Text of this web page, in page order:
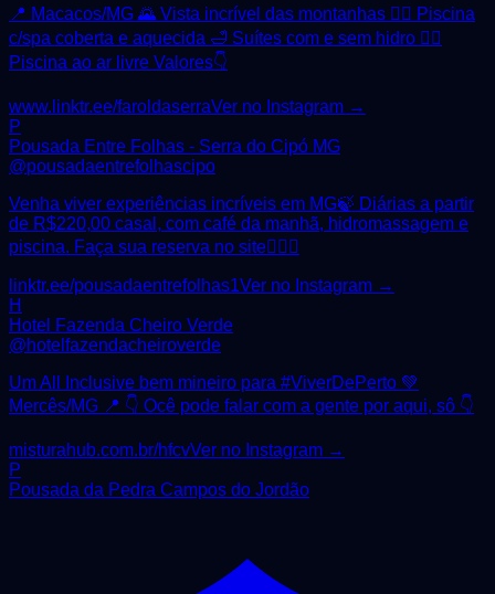
📍 Macacos/MG 🌄 Vista incrível das montanhas 🧖‍♀️ Piscina
c/spa coberta e aquecida 🛁 Suítes com e sem hidro 🏊‍♂️
Piscina ao ar livre Valores👇
www.linktr.ee/faroldaserraVer no Instagram →
P
Pousada Entre Folhas - Serra do Cipó MG
@pousadaentrefolhascipo
Venha viver experiências incríveis em MG🍃 Diárias a partir
de R$220,00 casal, com café da manhã, hidromassagem e
piscina. Faça sua reserva no site👇🏼🌿
linktr.ee/pousadaentrefolhas1Ver no Instagram →
H
Hotel Fazenda Cheiro Verde
@hotelfazendacheiroverde
Um All Inclusive bem mineiro para #ViverDePerto 💚
Mercês/MG 📍 👇 Ocê pode falar com a gente por aqui, sô 👇
misturahub.com.br/hfcvVer no Instagram →
P
Pousada da Pedra Campos do Jordão